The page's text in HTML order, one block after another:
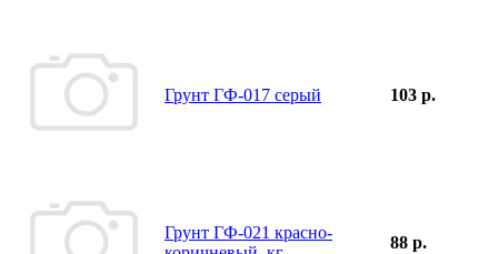
Грунт ГФ-017 серый 103 р.
Грунт ГФ-021 красно-
88 р.